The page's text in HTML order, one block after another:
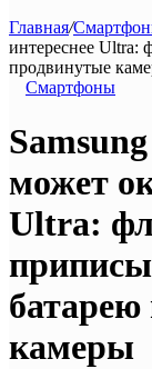
Главная/
интереснее
продвинутые
Смартфоны
может
Ultra:
камеры